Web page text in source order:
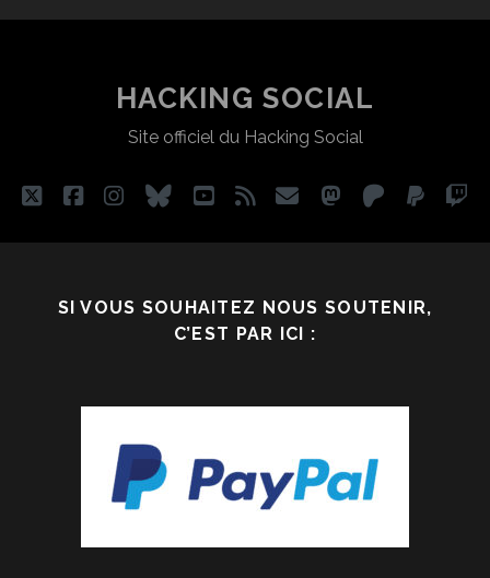
HACKING SOCIAL
Site officiel du Hacking Social
twitterfacebook
instagram
blueskyyoutube
rss emailmastodon
patreon
SI VOUS SOUHAITEZ NOUS SOUTENIR,
C’EST PAR ICI :